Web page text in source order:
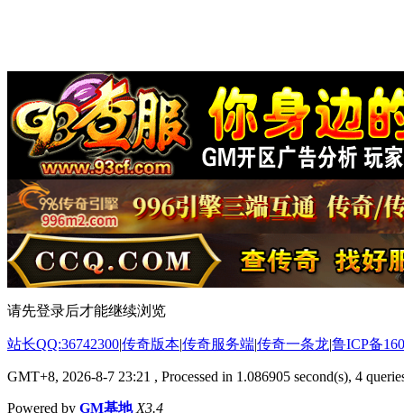
请先登录后才能继续浏览
站长QQ:36742300|传奇版本|传奇服务端|传奇一条龙|鲁ICP备
GMT+8, 2026-8-7 23:21 , Processed in 1.086905 second(s), 4
Powered by GM基地 X3.4